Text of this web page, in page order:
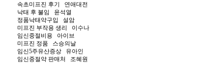
속초미프진 후기
연애대전
낙태 후 불임
윤석열
정품낙태약구입
설암
미프진 부작용 생리
이수나
임신중절비용
아이브
미프진 정품
스승의날
임신5주유산증상
유아인
임신중절약 판매처
조혜원